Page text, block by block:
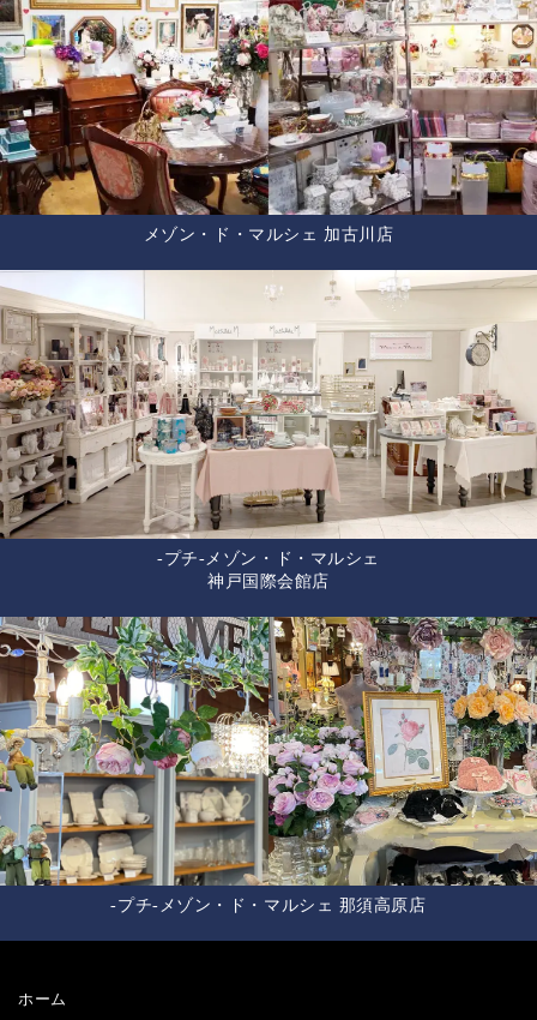
メゾン・ド・マルシェ 加古川店
-プチ-メゾン・ド・マルシェ
神戸国際会館店
-プチ-メゾン・ド・マルシェ 那須高原店
ホーム